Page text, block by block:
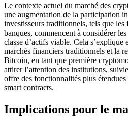
Le contexte actuel du marché des
une augmentation de la participation
investisseurs traditionnels, tels que les
banques, commencent à considérer
classe d’actifs viable. Cela
marchés financiers traditionnels et la
Bitcoin, en tant que première
attirer l’attention des institutions,
offre des fonctionnalités plus
smart contracts.
Implications pour le